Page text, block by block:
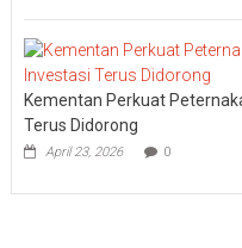
Kementan Perkuat
Terus Didorong
April 23, 2026 0